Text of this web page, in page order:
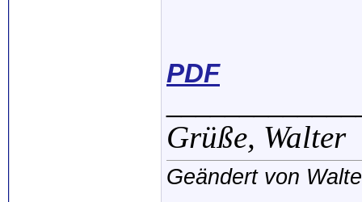
PDF
Grüße, Walter
Geändert von